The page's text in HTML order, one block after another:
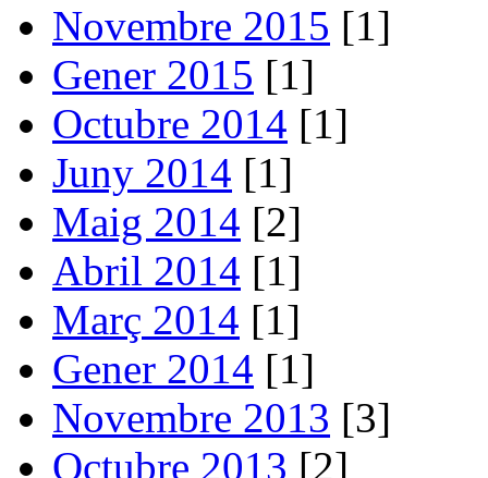
Novembre 2015 [1]
Gener 2015 [1]
Octubre 2014 [1]
Juny 2014 [1]
Maig 2014 [2]
Abril 2014 [1]
Març 2014 [1]
Gener 2014 [1]
Novembre 2013 [3]
Octubre 2013 [2]